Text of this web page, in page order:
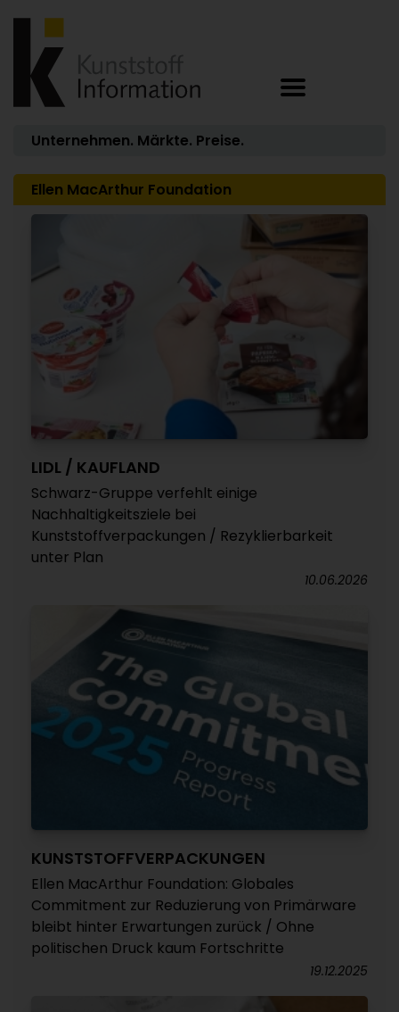
Unternehmen. Märkte. Preise.
Ellen MacArthur Foundation
LIDL / KAUFLAND
Schwarz-Gruppe verfehlt einige
Nachhaltigkeitsziele bei
Kunststoffverpackungen / Rezyklierbarkeit
unter Plan
10.06.2026
KUNSTSTOFFVERPACKUNGEN
Ellen MacArthur Foundation: Globales
Commitment zur Reduzierung von Primärware
bleibt hinter Erwartungen zurück / Ohne
politischen Druck kaum Fortschritte
19.12.2025